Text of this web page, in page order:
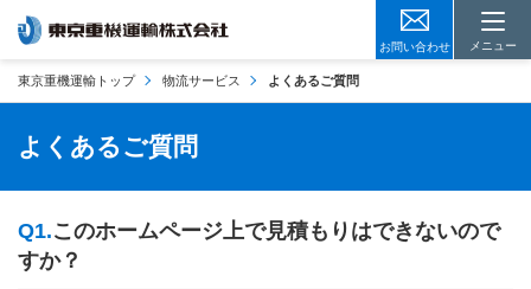
お問い合わせ メニュー
東京重機運輸トップ 物流サービス よくあるご質問
よくあるご質問
Q1.このホームページ上で見積もりはできないので
すか？